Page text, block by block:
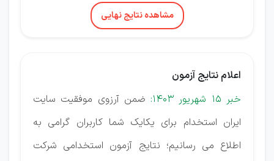
مشاهده نتایج نهایی
اعلام نتایج آزمون
خبر 15 شهریور 1403:
ضمن آرزوی موفقیت سایت
ایران استخدام برای یکایک شما کاربران گرامی به
اطلاع می رسانیم؛ نتایج آزمون استخدامی شرکت